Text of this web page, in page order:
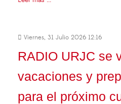
Viernes, 31 Julio 2026 12:16
RADIO URJC se
vacaciones y
para el próximo